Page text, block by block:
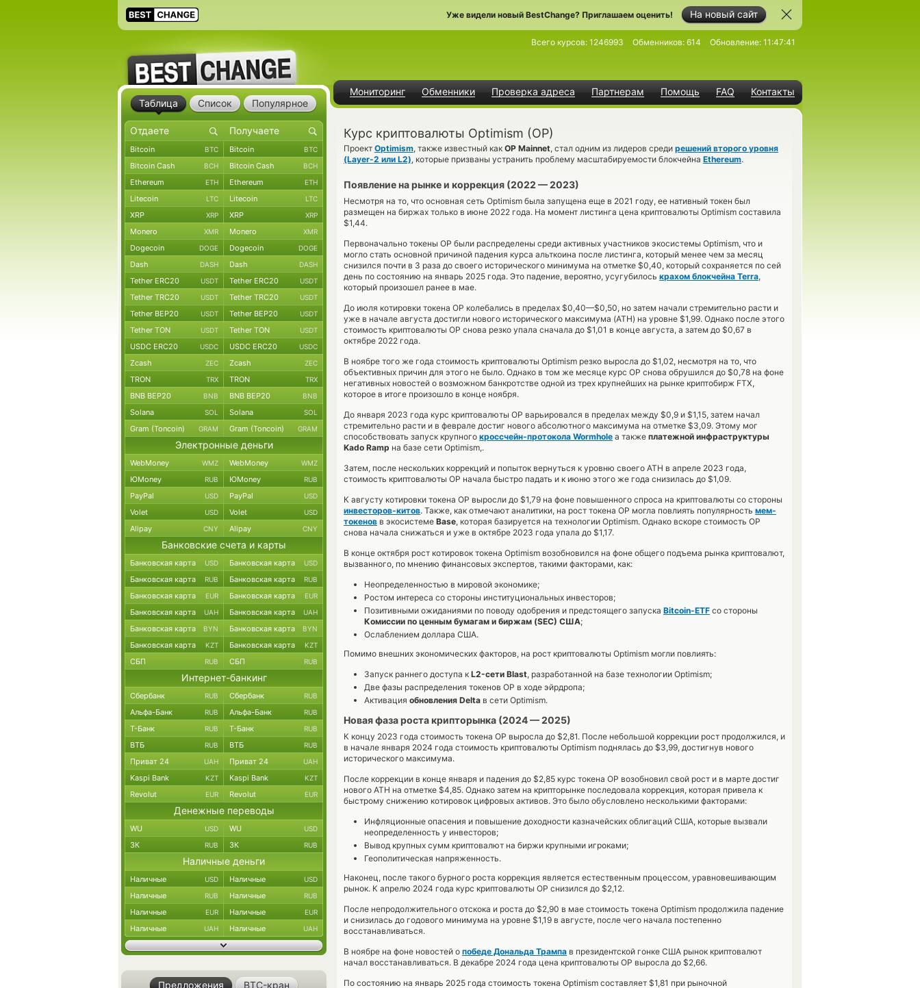
На новый сайт
Уже видели новый BestChange? Приглашаем оценить!
Мониторинг Обменники Проверка адреса Партнерам Помощь FAQ Контакты
Всего курсов: 1246993 Обменников: 614 Обновление: 11:47:41
Курс криптовалюты Optimism (OP)
Проект Optimism, также известный как OP Mainnet, стал одним из лидеров среди решений второго уровня
(Layer-2 или L2), которые призваны устранить проблему масштабируемости блокчейна Ethereum.
Появление на рынке и коррекция (2022 — 2023)
Несмотря на то, что основная сеть Optimism была запущена еще в 2021 году, ее нативный токен был
размещен на биржах только в июне 2022 года. На момент листинга цена криптовалюты Optimism составила
$1,44.
Первоначально токены OP были распределены среди активных участников экосистемы Optimism, что и
могло стать основной причиной падения курса альткоина после листинга, который менее чем за месяц
снизился почти в 3 раза до своего исторического минимума на отметке $0,40, который сохраняется по сей
день по состоянию на январь 2025 года. Это падение, вероятно, усугубилось крахом блокчейна Terra,
который произошел ранее в мае.
До июля котировки токена OP колебались в пределах $0,40—$0,50, но затем начали стремительно расти и
уже в начале августа достигли нового исторического максимума (ATH) на уровне $1,99. Однако после этого
стоимость криптовалюты OP снова резко упала сначала до $1,01 в конце августа, а затем до $0,67 в
октябре 2022 года.
В ноябре того же года стоимость криптовалюты Optimism резко выросла до $1,02, несмотря на то, что
объективных причин для этого не было. Однако в том же месяце курс OP снова обрушился до $0,78 на фоне
негативных новостей о возможном банкротстве одной из трех крупнейших на рынке криптобирж FTX,
которое в итоге произошло в конце ноября.
До января 2023 года курс криптовалюты OP варьировался в пределах между $0,9 и $1,15, затем начал
стремительно расти и в феврале достиг нового абсолютного максимума на отметке $3,09. Этому мог
способствовать запуск крупного кроссчейн-протокола Wormhole а также платежной инфраструктуры
Kado Ramp на базе сети Optimism,.
Затем, после нескольких коррекций и попыток вернуться к уровню своего ATH в апреле 2023 года,
стоимость криптовалюты OP начала быстро падать и к июню этого же года снизилась до $1,09.
К августу котировки токена OP выросли до $1,79 на фоне повышенного спроса на криптовалюты со стороны
инвесторов-китов. Также, как отмечают аналитики, на рост токена OP могла повлиять популярность мем-
токенов в экосистеме Base, которая базируется на технологии Optimism. Однако вскоре стоимость OP
снова начала снижаться и уже в октябре 2023 года упала до $1,17.
В конце октября рост котировок токена Optimism возобновился на фоне общего подъема рынка криптовалют,
вызванного, по мнению финансовых экспертов, такими факторами, как:
Неопределенностью в мировой экономике;
Ростом интереса со стороны институциональных инвесторов;
Позитивными ожиданиями по поводу одобрения и предстоящего запуска Bitcoin-ETF со стороны
Комиссии по ценным бумагам и биржам (SEC) США;
Ослаблением доллара США.
Помимо внешних экономических факторов, на рост криптовалюты Optimism могли повлиять:
Запуск раннего доступа к L2-сети Blast, разработанной на базе технологии Optimism;
Две фазы распределения токенов OP в ходе эйрдропа;
Активация обновления Delta в сети Optimism.
Новая фаза роста крипторынка (2024 — 2025)
К концу 2023 года стоимость токена OP выросла до $2,81. После небольшой коррекции рост продолжился, и
в начале января 2024 года стоимость криптовалюты Optimism поднялась до $3,99, достигнув нового
исторического максимума.
После коррекции в конце января и падения до $2,85 курс токена OP возобновил свой рост и в марте достиг
нового ATH на отметке $4,85. Однако затем на крипторынке последовала коррекция, которая привела к
быстрому снижению котировок цифровых активов. Это было обусловлено несколькими факторами:
Инфляционные опасения и повышение доходности казначейских облигаций США, которые вызвали
неопределенность у инвесторов;
Вывод крупных сумм криптовалют на биржи крупными игроками;
Геополитическая напряженность.
Наконец, после такого бурного роста коррекция является естественным процессом, уравновешивающим
рынок. К апрелю 2024 года курс криптовалюты OP снизился до $2,12.
После непродолжительного отскока и роста до $2,90 в мае стоимость токена Optimism продолжила падение
и снизилась до годового минимума на уровне $1,19 в августе, после чего начала постепенно
восстанавливаться.
В ноябре на фоне новостей о победе Дональда Трампа в президентской гонке США рынок криптовалют
начал восстанавливаться. В декабре 2024 года цена криптовалюты OP выросла до $2,66.
По состоянию на январь 2025 года стоимость токена Optimism составляет $1,81 при рыночной
Таблица Список Популярное
Bitcoin BTC Bitcoin BTC
Bitcoin Cash BCH Bitcoin Cash BCH
Ethereum ETH Ethereum ETH
Litecoin LTC Litecoin LTC
XRP XRP XRP XRP
Monero XMR Monero XMR
Dogecoin DOGE Dogecoin DOGE
Dash DASH Dash DASH
Tether ERC20 USDT Tether ERC20 USDT
Tether TRC20 USDT Tether TRC20 USDT
Tether BEP20 USDT Tether BEP20 USDT
Tether TON USDT Tether TON USDT
USDC ERC20 USDC USDC ERC20 USDC
Zcash ZEC Zcash ZEC
TRON TRX TRON TRX
BNB BEP20 BNB BNB BEP20 BNB
Solana SOL Solana SOL
Gram (Toncoin) GRAM Gram (Toncoin) GRAM
Электронные деньги
WebMoney WMZ WebMoney WMZ
ЮMoney RUB ЮMoney RUB
PayPal USD PayPal USD
Volet USD Volet USD
Alipay CNY Alipay CNY
Банковские счета и карты
Банковская карта USD Банковская карта USD
Банковская карта RUB Банковская карта RUB
Банковская карта EUR Банковская карта EUR
Банковская карта UAH Банковская карта UAH
Банковская карта BYN Банковская карта BYN
Банковская карта KZT Банковская карта KZT
СБП RUB СБП RUB
Интернет-банкинг
Сбербанк RUB Сбербанк RUB
Альфа-Банк RUB Альфа-Банк RUB
Т-Банк RUB Т-Банк RUB
ВТБ RUB ВТБ RUB
Приват 24 UAH Приват 24 UAH
Kaspi Bank KZT Kaspi Bank KZT
Revolut EUR Revolut EUR
Денежные переводы
WU USD WU USD
ЗК RUB ЗК RUB
Наличные деньги
Наличные USD Наличные USD
Наличные RUB Наличные RUB
Наличные EUR Наличные EUR
Наличные UAH Наличные UAH
Предложения BTC-кран